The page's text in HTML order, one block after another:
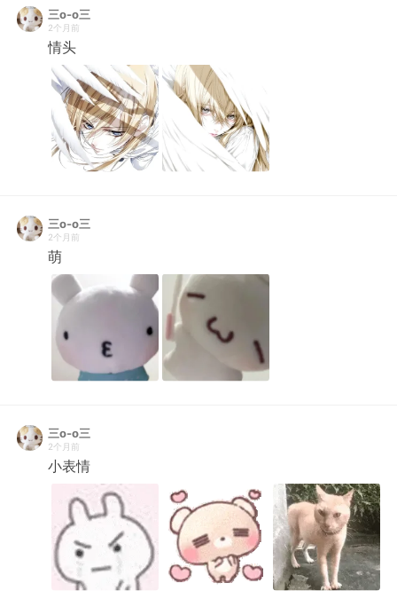
三o-o三
2个月前
情头
三o-o三
2个月前
萌
三o-o三
2个月前
小表情